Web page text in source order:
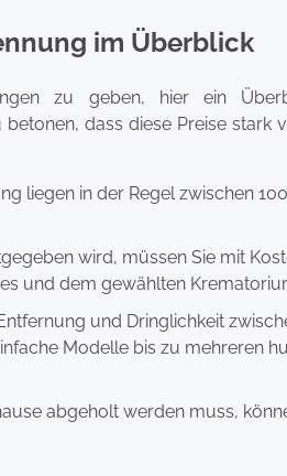
im Überblick
zu geben, hier ein
dass diese Preise stark
liegen in der Regel zwischen
wird, müssen Sie mit
und dem gewählten
und Dringlichkeit
Modelle bis zu mehreren
abgeholt werden muss,